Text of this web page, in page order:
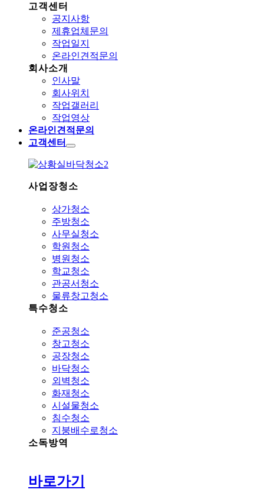
고객센터
공지사항
제휴업체문의
작업일지
온라인견적문의
회사소개
인사말
회사위치
작업갤러리
작업영상
온라인견적문의
고객센터
사업장청소
상가청소
주방청소
사무실청소
학원청소
병원청소
학교청소
관공서청소
물류창고청소
특수청소
준공청소
창고청소
공장청소
바닥청소
외벽청소
화재청소
시설물청소
침수청소
지붕배수로청소
소독방역
바로가기